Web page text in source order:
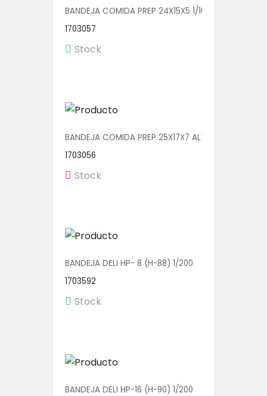
BANDEJA COMIDA PREP 24X15X5 1/100 (2415-33N)
1703057
Stock
BANDEJA COMIDA PREP 25X17X7 ALTA 1/250
1703056
Stock
BANDEJA DELI HP- 8 (H-88) 1/200
1703592
Stock
BANDEJA DELI HP-16 (H-90) 1/200